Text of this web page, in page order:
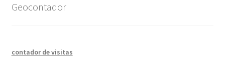
Geocontador
contador de visitas